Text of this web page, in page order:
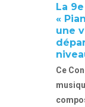
La
«
une
Ce